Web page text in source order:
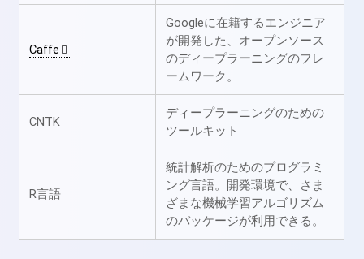
Caffe
Googleに在籍するエンジニア
が開発した、オープンソース
のディープラーニングのフレ
ームワーク。
CNTK
ディープラーニングのための
ツールキット
R言語
統計解析のためのプログラミ
ング言語。開発環境で、さま
ざまな機械学習アルゴリズム
のバッケージが利用できる。